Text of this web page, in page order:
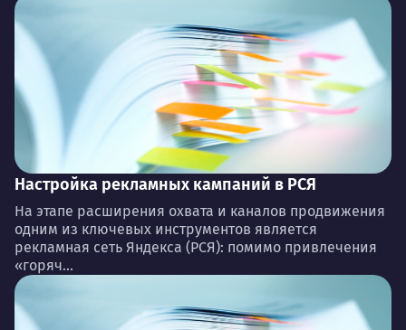
Настройка рекламных кампаний в РСЯ
На этапе расширения охвата и каналов продвижения
одним из ключевых инструментов является
рекламная сеть Яндекса (РСЯ): помимо привлечения
«горяч...